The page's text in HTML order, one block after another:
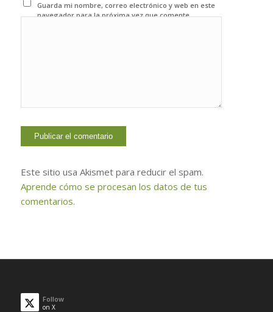
Guarda mi nombre, correo electrónico y web en este
navegador para la próxima vez que comente.
Este sitio usa Akismet para reducir el spam.
Aprende cómo se procesan los datos de tus
comentarios.
Follow
on X